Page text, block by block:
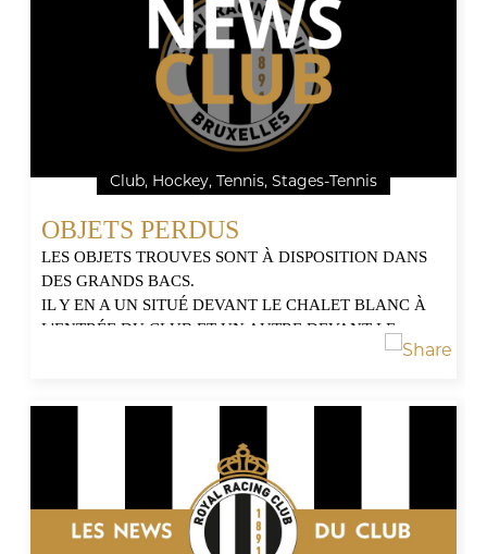
Club, Hockey, Tennis, Stages-Tennis
OBJETS PERDUS
LES OBJETS TROUVES SONT À DISPOSITION DANS
DES GRANDS BACS.
IL Y EN A UN SITUÉ DEVANT LE CHALET BLANC À
L'ENTRÉE DU CLUB ET UN AUTRE DEVANT LE
CHALET BRUN PRÈS DES TERRAINS DE HOCKEY.